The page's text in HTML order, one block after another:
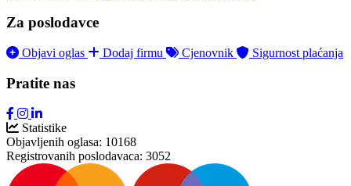
Za poslodavce
Objavi oglas Dodaj firmu Cjenovnik Sigurnost plaćanja
Pratite nas
Statistike
Objavljenih oglasa: 10168
Registrovanih poslodavaca: 3052